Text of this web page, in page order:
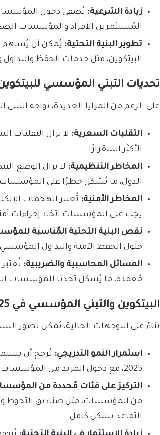
زيادة الشرعية: يُضفي دخول
المُستثمرين الأفراد والمؤسسات
تطوير البنية التحتية: يُمكن أن يُساهم
البيتكوين، مثل خدمات الحفظ والتداول
تحديات التبني المؤسسي
على الرغم من المزايا العديدة، يواجه
التقلبات السعرية: لا تزال
الأكثر استقرارًا.
المخاطر التنظيمية: لا يزال الوضع
الدول، ما يُشكل خطرًا على
المخاطر الأمنية: تُعتبر الهجمات
يجب على المؤسسات اتخاذ إجراءات
نقص البنية التحتية المُناسبة
حلول الحفظ الآمنة والتداول
المسائل المحاسبية والضريبية:
مُعقدة، ما يُشكل تحديًا للمؤسسات
البيتكوين والتبني المؤسسي في 2025: سيناريوهات مُحتملة:
بناءً على التوجهات الحالية، يُمكن تصور
استمرار النمو التدريجي: يُرجح أن
2025، مع دخول المزيد من المؤسسات إلى السوق.
التركيز على فئات مُحددة من
من المؤسسات، مثل صناديق التحوط
التقاعد بشكل كامل.